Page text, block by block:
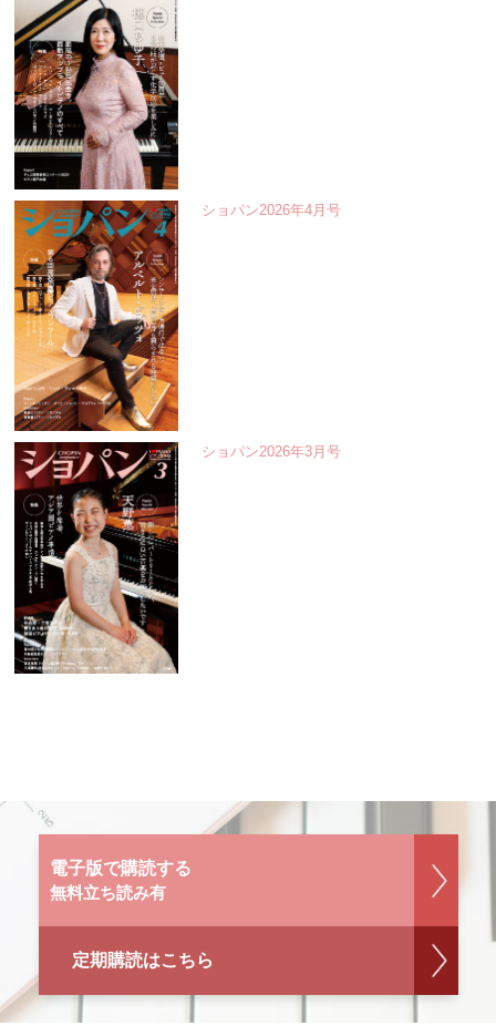
ショパン2026年4月号
ショパン2026年3月号
電子版で購読する
無料立ち読み有
定期購読はこちら